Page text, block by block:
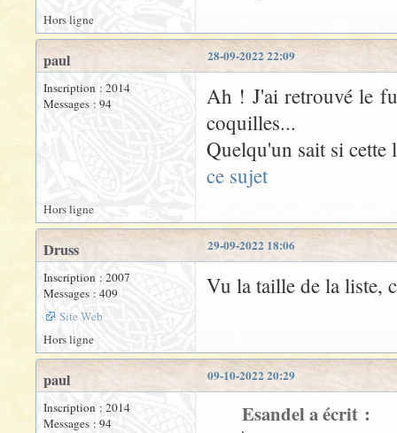
Hors ligne
28-09-2022 22:09
paul
Inscription : 2014
Messages : 94
Ah ! J'ai retrouvé le
coquilles...
Quelqu'un sait si cette
ce sujet
Hors ligne
29-09-2022 18:06
Druss
Inscription : 2007
Messages : 409
Site Web
Vu la taille de la liste,
Hors ligne
09-10-2022 20:29
paul
Inscription : 2014
Messages : 94
Esandel a écrit :